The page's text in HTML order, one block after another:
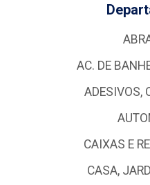
AC. DE
ADESIVOS,
CAIXAS E
CASA,